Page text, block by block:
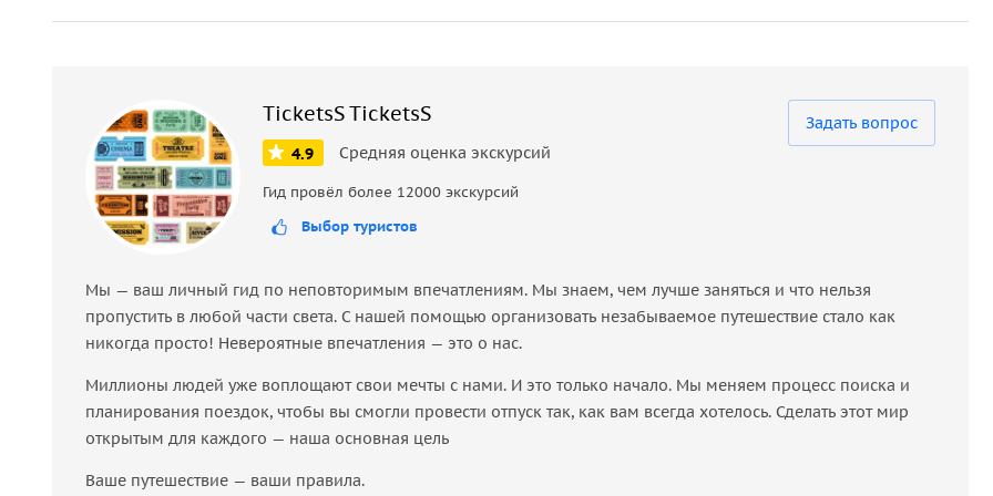
TicketsS TicketsS
4.9 Средняя оценка экскурсий
Гид провёл более 12000 экскурсий
Выбор туристов
Задать вопрос
Мы — ваш личный гид по неповторимым впечатлениям. Мы знаем, чем лучше заняться и что нельзя
пропустить в любой части света. С нашей помощью организовать незабываемое путешествие стало как
никогда просто! Невероятные впечатления — это о нас.
Миллионы людей уже воплощают свои мечты с нами. И это только начало. Мы меняем процесс поиска и
планирования поездок, чтобы вы смогли провести отпуск так, как вам всегда хотелось. Сделать этот мир
открытым для каждого — наша основная цель
Ваше путешествие — ваши правила.